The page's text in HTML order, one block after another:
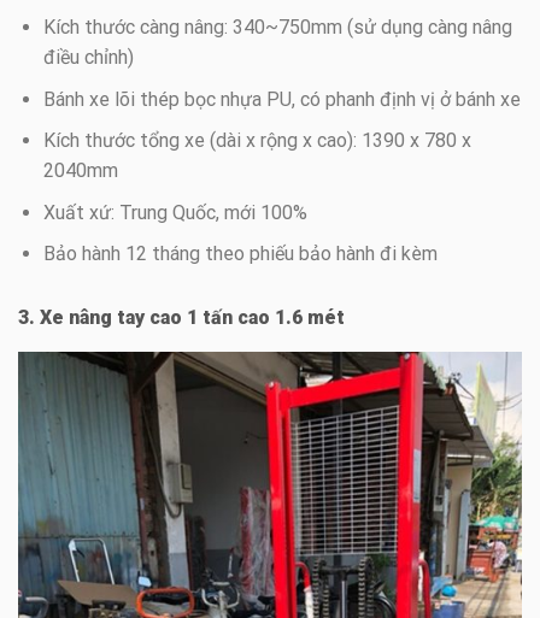
Kích thước càng nâng: 340~750mm (sử dụng càng nâng
điều chỉnh)
Bánh xe lõi thép bọc nhựa PU, có phanh định vị ở bánh xe
Kích thước tổng xe (dài x rộng x cao): 1390 x 780 x
2040mm
Xuất xứ: Trung Quốc, mới 100%
Bảo hành 12 tháng theo phiếu bảo hành đi kèm
3. Xe nâng tay cao 1 tấn cao 1.6 mét